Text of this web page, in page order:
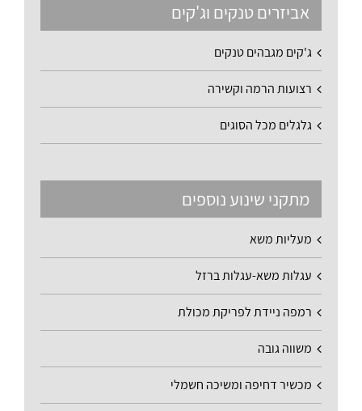
אביזרים טנקים וג'קים
ג'קים מגבהים טנקים
רצועות הרמה וקשירה
גלגלים מכל הסוגים
מתקני שינוע נוספים
מעליות משא
עגלות משא-עגלות ברזל
רמפה ניידת לפריקת מכולת
משווה גובה
מכשיר דחיפה ומשיכה חשמלי